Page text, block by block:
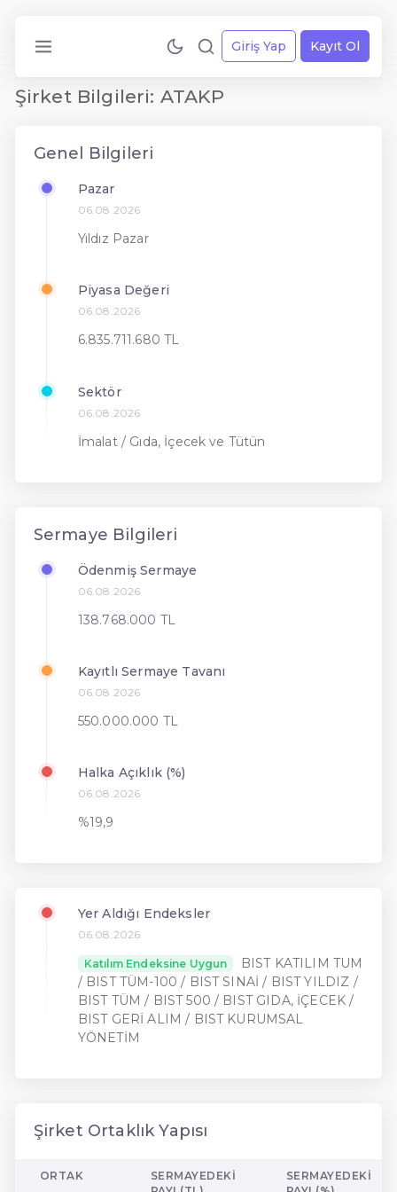
Giriş Yap Kayıt Ol
Şirket Bilgileri: ATAKP
Genel Bilgileri
Pazar
06.08.2026
Yıldız Pazar
Piyasa Değeri
06.08.2026
6.835.711.680 TL
Sektör
06.08.2026
İmalat / Gıda, İçecek ve Tütün
Sermaye Bilgileri
Ödenmiş Sermaye
06.08.2026
138.768.000 TL
Kayıtlı Sermaye Tavanı
06.08.2026
550.000.000 TL
Halka Açıklık (%)
06.08.2026
%19,9
Yer Aldığı Endeksler
06.08.2026
Katılım Endeksine Uygun
BIST KATILIM TUM
/ BIST TÜM-100 / BIST SINAİ / BIST YILDIZ /
BIST TÜM / BIST 500 / BIST GIDA, İÇECEK /
BIST GERİ ALIM / BIST KURUMSAL
YÖNETİM
Şirket Ortaklık Yapısı
ORTAK
SERMAYEDEKI
SERMAYEDEKI